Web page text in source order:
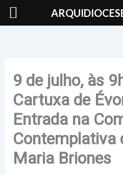
Skip
9 de julho, às
Cartuxa de
Entrada na
Contemplativa
Maria Briones